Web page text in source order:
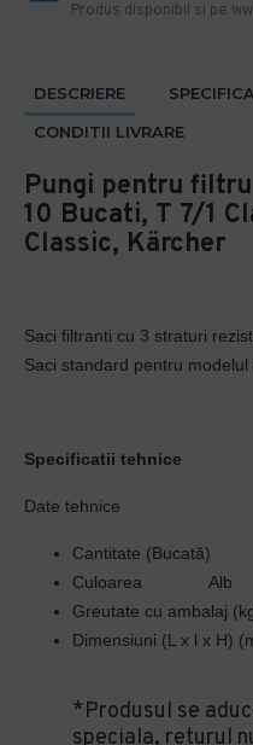
Produs disponibil si pe
DESCRIERE
CONDITII LIVRARE
Pungi pentru
10 Bucati, T 7/1
Classic, Kärcher
Saci filtranti cu 3 straturi
Saci standard pentru
Specificatii tehnice
Date tehnice
Cantitate (Bucată)
Culoarea
Alb
Greutate cu ambalaj
Dimensiuni (L x l x H)
*Produsul se
speciala, returul